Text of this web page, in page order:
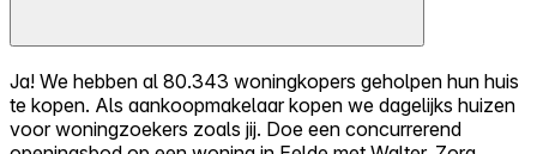
Ja! We hebben al 80.343 woningkopers geholpen hun huis
te kopen. Als aankoopmakelaar kopen we dagelijks huizen
voor woningzoekers zoals jij. Doe een concurrerend